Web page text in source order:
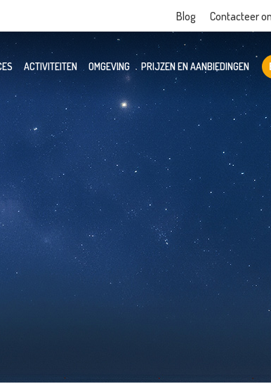
Blog Contacteer
ACTIVITEITEN OMGEVING PRIJZEN EN AANBIEDINGEN